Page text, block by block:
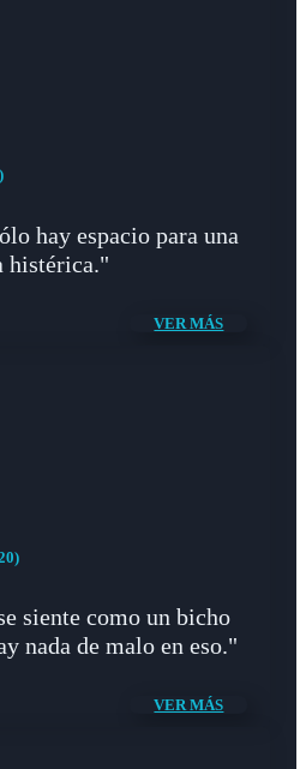
hay espacio para una
histérica."
VER MÁS
siente como un bicho
nada de malo en eso."
VER MÁS